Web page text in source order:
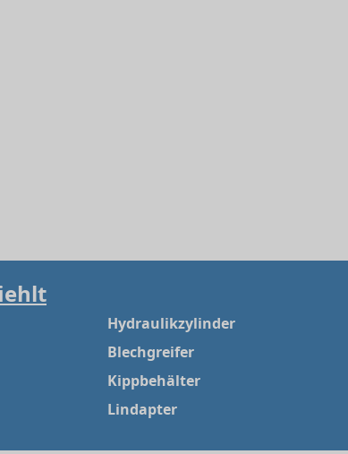
Hydraulikzylinder
Blechgreifer
Kippbehälter
Lindapter